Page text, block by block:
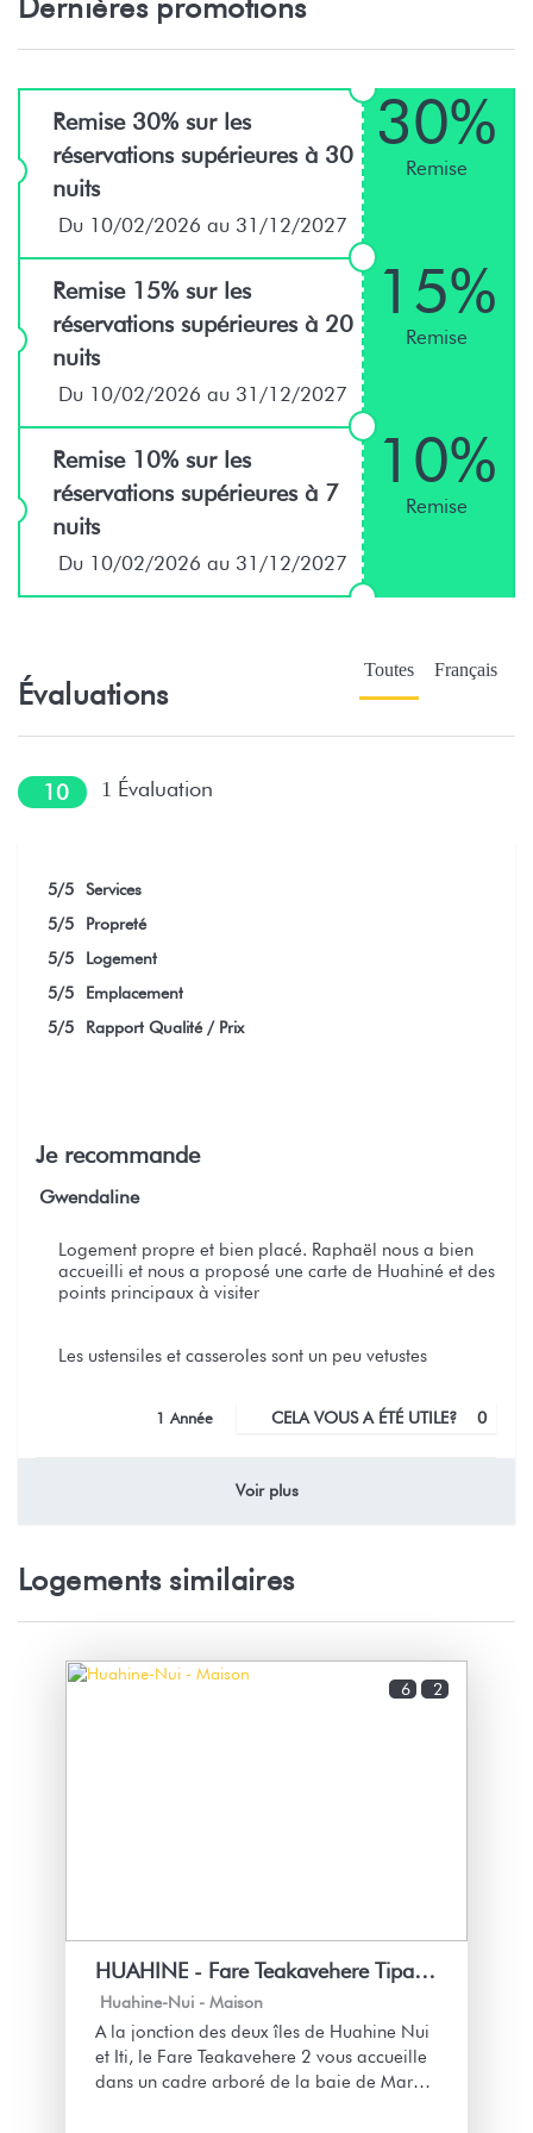
Dernières promotions
Remise 30% sur les
réservations supérieures à 30
nuits
Du 10/02/2026 au 31/12/2027
30%
Remise
Remise 15% sur les
réservations supérieures à 20
nuits
Du 10/02/2026 au 31/12/2027
15%
Remise
Remise 10% sur les
réservations supérieures à 7
nuits
Du 10/02/2026 au 31/12/2027
10%
Remise
Évaluations
10 1 Évaluation
Toutes Français
5/5
Services
5/5
Propreté
5/5
Logement
5/5
Emplacement
5/5 Rapport Qualité / Prix
Je recommande
Gwendaline
Logement propre et bien placé. Raphaël nous a bien
accueilli et nous a proposé une carte de Huahiné et des
points principaux à visiter
Les ustensiles et casseroles sont un peu vetustes
CELA VOUS A ÉTÉ UTILE? 0
1 Année
Voir plus
Logements similaires
6 2
HUAHINE - Fare Teakavehere Tipanier + voiture
Huahine-Nui - Maison
A la jonction des deux îles de Huahine Nui
et Iti, le Fare Teakavehere 2 vous accueille
dans un cadre arboré de la baie de Maroe